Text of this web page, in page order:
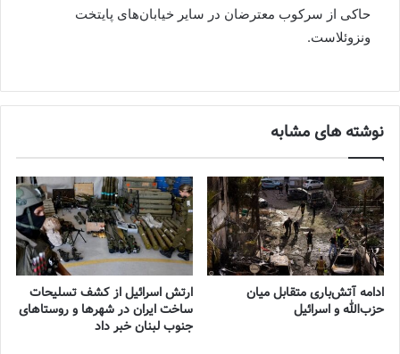
حاکی از سرکوب معترضان در سایر خیابان‌های پایتخت
ونزوئلاست.
نوشته های مشابه
ادامه آتش‌باری متقابل میان
حزب‌الله و اسرائیل
ارتش اسرائیل از کشف تسلیحات
ساخت ایران در شهرها و روستاهای
جنوب لبنان خبر داد